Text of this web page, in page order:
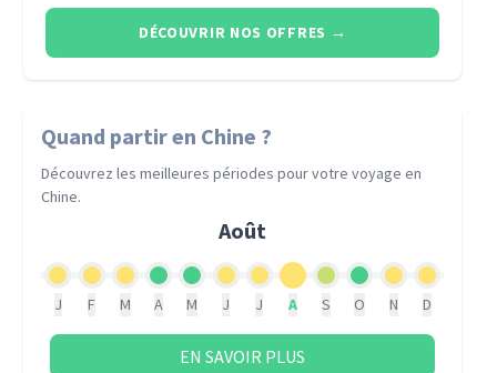
DÉCOUVRIR NOS OFFRES →
Quand partiren Chine ?
Découvrez les meilleures périodes pour votre voyageen
Chine.
Août
J F M A M J J A S O N D
EN SAVOIR PLUS